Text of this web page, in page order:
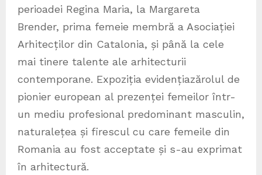
perioadei Regina Maria, la Margareta
Brender, prima femeie membră a Asociației
Arhitecților din Catalonia, și până la cele
mai tinere talente ale arhitecturii
contemporane. Expoziția evidențiazărolul de
pionier european al prezenței femeilor într-
un mediu profesional predominant masculin,
naturalețea și firescul cu care femeile din
Romania au fost acceptate și s-au exprimat
în arhitectură.